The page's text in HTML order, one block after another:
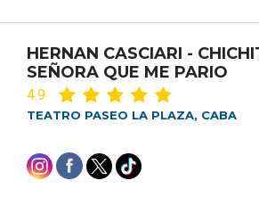
HERNAN CASCIARI -
SEÑORA QUE ME PARIO
4.9
TEATRO PASEO LA PLAZA, CABA